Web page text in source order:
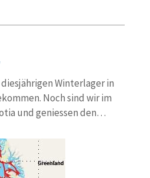
Winterlager in
Noch sind wir im
und geniessen den…